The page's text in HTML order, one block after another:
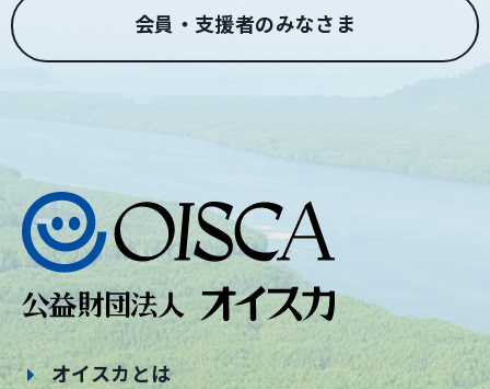
会員・支援者のみなさま
オイスカとは